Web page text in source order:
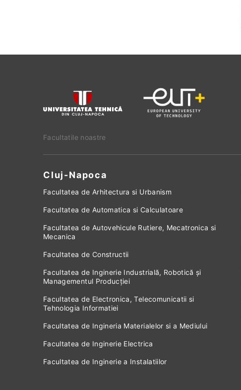
Facultatile noastre
Cluj-Napoca
Facultatea de Arhitectura si Urbanism
Facultatea de Automatica si Calculatoare
Facultatea de Autovehicule Rutiere, Mecatronica si
Mecanica
Facultatea de Constructii
Facultatea de Inginerie Industrială, Robotică și
Managementul Producției
Facultatea de Electronica, Telecomunicatii si
Tehnologia Informatiei
Facultatea de Ingineria Materialelor si a Mediului
Facultatea de Inginerie Electrica
Facultatea de Inginerie a Instalatiilor